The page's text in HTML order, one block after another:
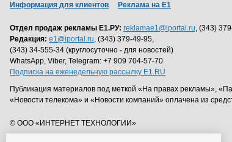
Информация для клиентов Реклама на Е1
Отдел продаж рекламы Е1.РУ: reklamae1@iportal.ru, (343)
Редакция: e1@iportal.ru, (343) 379-49-95,
(343) 34-555-34 (круглосуточно - для новостей)
WhatsApp, Viber, Telegram: +7 909 704-57-70
Подписка на еженедельную рассылку E1.RU
Публикация материалов под меткой «На правах рекламы»,
«Новости телекома» и «Новости компаний» оплачена из
© ООО «ИНТЕРНЕТ ТЕХНОЛОГИИ»